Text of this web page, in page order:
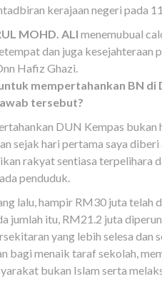
kerajaan negeri pada
MOHD. ALI menemubual
dan juga kesejahteraan
Hafiz Ghazi.
mempertahankan BN di
tersebut?
DUN Kempas bukan
sejak hari pertama saya
rakyat sentiasa terpelihara
penduduk.
lalu, hampir RM30 juta telah
jumlah itu, RM21.2 juta
yang lebih selesa dan
bagi menaik taraf sekolah,
bukan Islam serta